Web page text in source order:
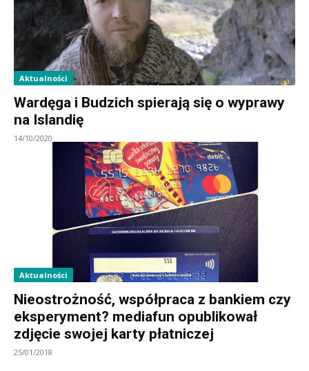
Aktualności
Wardęga i Budzich spierają się o wyprawy
na Islandię
14/10/2020
Aktualności
Nieostrożność, współpraca z bankiem czy
eksperyment? mediafun opublikował
zdjęcie swojej karty płatniczej
25/01/2018